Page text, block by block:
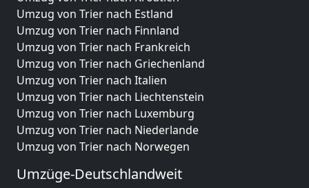
Umzug von Trier nach Estland
Umzug von Trier nach Finnland
Umzug von Trier nach Frankreich
Umzug von Trier nach Griechenland
Umzug von Trier nach Italien
Umzug von Trier nach Liechtenstein
Umzug von Trier nach Luxemburg
Umzug von Trier nach Niederlande
Umzug von Trier nach Norwegen
Umzüge-Deutschlandweit